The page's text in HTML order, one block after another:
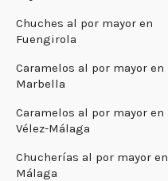
Chuches al por mayor en
Fuengirola
Caramelos al por mayor en
Marbella
Caramelos al por mayor en
Vélez-Málaga
Chucherías al por mayor en
Málaga